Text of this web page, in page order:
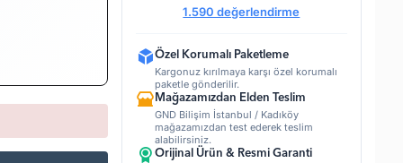
1.590 değerlendirme
Özel Korumalı Paketleme
Kargonuz kırılmaya karşı özel korumalı
paketle gönderilir.
Mağazamızdan Elden Teslim
GND Bilişim İstanbul / Kadıköy
mağazamızdan test ederek teslim
alabilirsiniz.
Orijinal Ürün & Resmi Garanti